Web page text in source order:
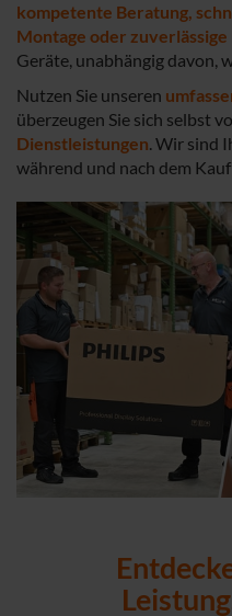
kompetente Beratung,
Montage oder
Geräte, unabhängig davon,
Nutzen Sie unseren
überzeugen Sie sich selbst
Dienstleistungen. Wir sind
während und nach dem